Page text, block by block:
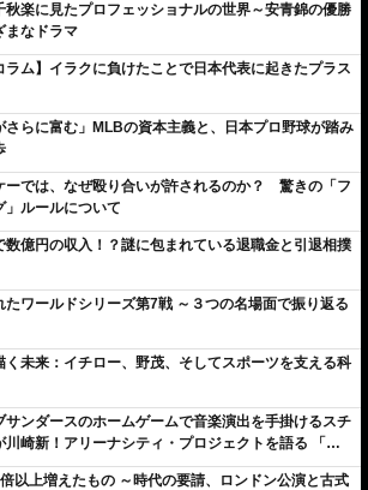
秋楽に見たプロフェッショナルの世界～安青錦の優勝
まなドラマ
ラム】イラクに負けたことで日本代表に起きたプラス
さらに富む」MLBの資本主義と、日本プロ野球が踏み
ーでは、なぜ殴り合いが許されるのか？ 驚きの「フ
」ルールについて
数億円の収入！？謎に包まれている退職金と引退相撲
たワールドシリーズ第7戦 ～３つの名場面で振り返る
く未来：イチロー、野茂、そしてスポーツを支える科
サンダースのホームゲームで音楽演出を手掛けるスチ
川崎新！アリーナシティ・プロジェクトを語る 「楽
いでしょ。川崎は、ずっと成長曲線だから」
以上増えたもの ～時代の要請、ロンドン公演と古式